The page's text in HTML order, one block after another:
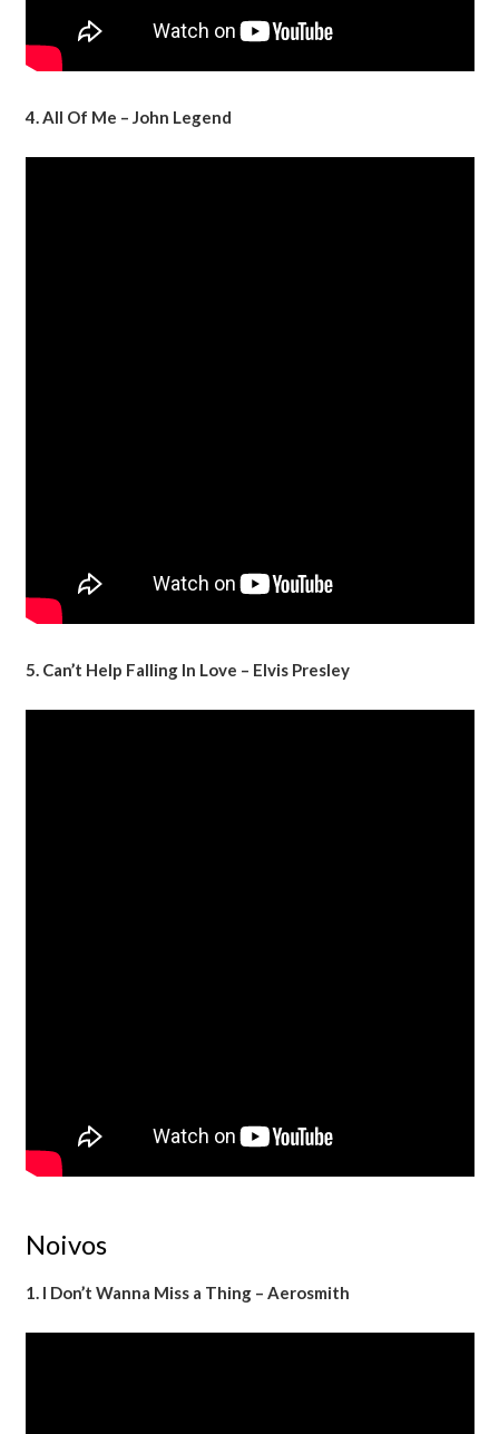
4. All Of Me – John Legend
5. Can’t Help Falling In Love – Elvis Presley
Noivos
1. I Don’t Wanna Miss a Thing – Aerosmith